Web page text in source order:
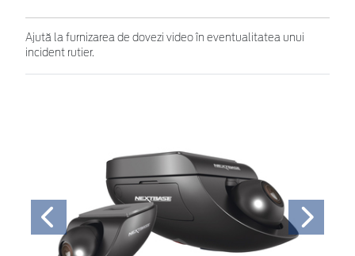
Ajută la furnizarea de dovezi video în eventualitatea unui
incident rutier.